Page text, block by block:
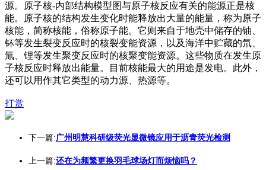
源。原子核-内部结构模型图与原子核反应有关的能源正是核
能。原子核的结构发生变化时能释放出大量的能量，称为原子
核能，简称核能，俗称原子能。它则来自于地壳中储存的铀、
钚等发生裂变反应时的核裂变能资源，以及海洋中贮藏的氘、
氚、锂等发生聚变反应时的核聚变能资源。这些物质在发生原
子核反应时释放出能量。目前核能最大的用途是发电。此外，
还可以用作其它类型的动力源、热源等。
打赏
下一篇:广州明慧科研级荧光显微镜应用于沥青荧光检测
上一篇:还在为频繁更换羽毛球场灯而烦恼吗？